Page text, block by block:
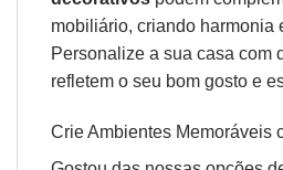
mobiliário, criando harmonia
Personalize a sua casa com
refletem o seu bom gosto e
Crie Ambientes Memoráveis